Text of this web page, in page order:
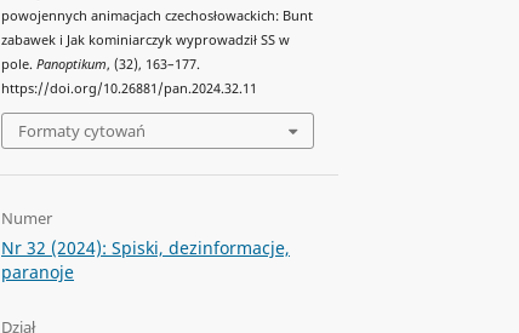
powojennych animacjach czechosłowackich: Bunt
zabawek i Jak kominiarczyk wyprowadził SS w
pole.Panoptikum, (32), 163–177.
https://doi.org/10.26881/pan.2024.32.11
Formaty cytowań
Numer
Nr 32 (2024): Spiski, dezinformacje,
paranoje
Dział